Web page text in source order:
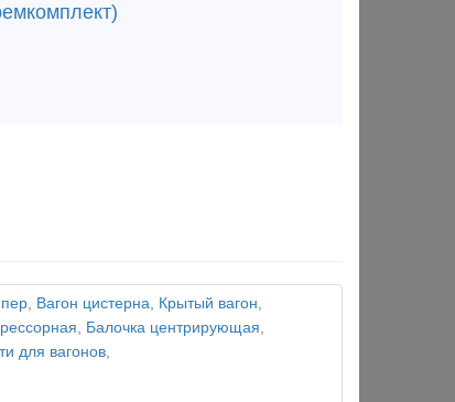
, Вагон цистерна, Крытый вагон,
, Балочка центрирующая,
для вагонов,